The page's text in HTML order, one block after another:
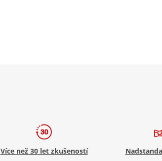
Více než 30 let zkušeností